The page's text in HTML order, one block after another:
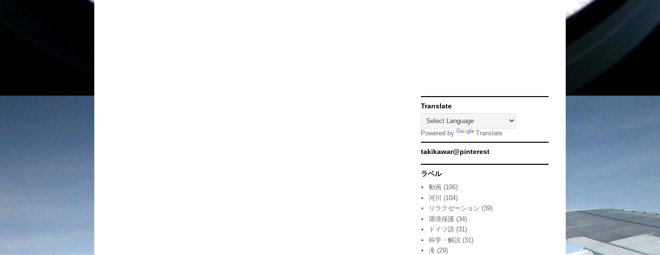
Translate
Powered by Translate
takikawar@pinterest
ラベル
動画 (106)
河川
(104)
リラクゼーション (39)
環境保護 (34)
ドイツ語 (31)
科学・解説 (31)
滝 (29)